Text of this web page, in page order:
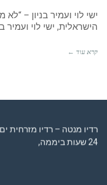
ישי לוי ועמיר בניון –
הישראלית, ישי לוי ועמיר
קרא עוד ←
רדיו מנטה – רדיו מזרחית
24 שעות ביממה,